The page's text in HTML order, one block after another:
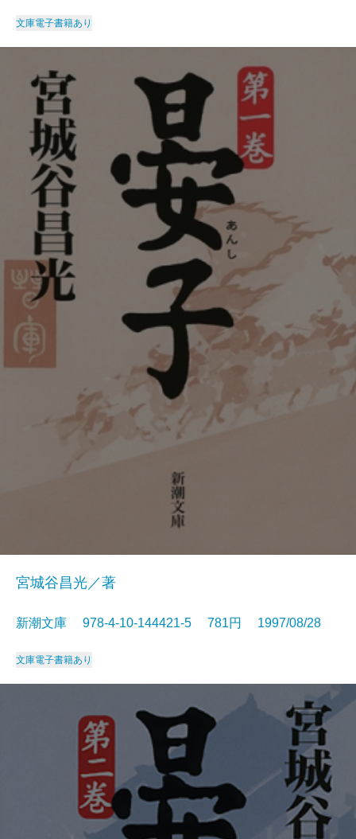
文庫電子書籍あり
宮城谷昌光／著
新潮文庫 978-4-10-144421-5 781円 1997/08/28
文庫電子書籍あり